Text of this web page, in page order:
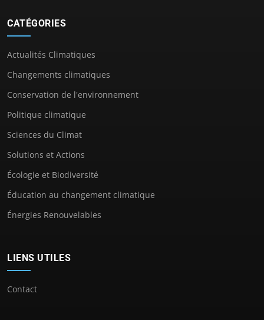
CATÉGORIES
Actualités Climatiques
Changements climatiques
Conservation de l'environnement
Politique climatique
Sciences du Climat
Solutions et Actions
Écologie et Biodiversité
Éducation au changement climatique
Énergies Renouvelables
LIENS UTILES
Contact